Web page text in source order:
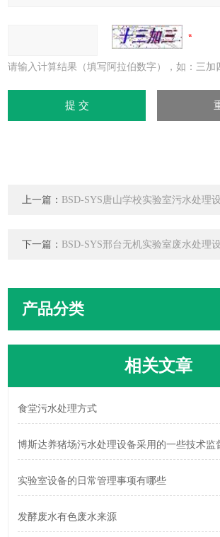
请输入计算结果（填写阿拉伯数字），如：三加
上一篇： BSD-SYS唐山学校实验室污水处理
下一篇： BSD-SYS邢台无机实验室废水处理
产品分类
相关文章
食堂污水处理方式
博斯达养猪场污水处理设备采用的一些技术监
实验室设备的日常管理事项有哪些
发酵废水有色废水来源